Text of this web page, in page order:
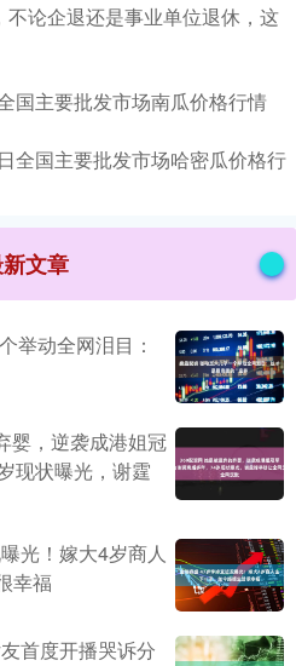
论企退还是事业单位退休，这
国主要批发市场南瓜价格行情
全国主要批发市场哈密瓜价格行
文章
举动全网泪目：
婴，逆袭成港姐冠
现状曝光，谢霆
光！嫁大4岁商人
幸福
首度开播哭诉分